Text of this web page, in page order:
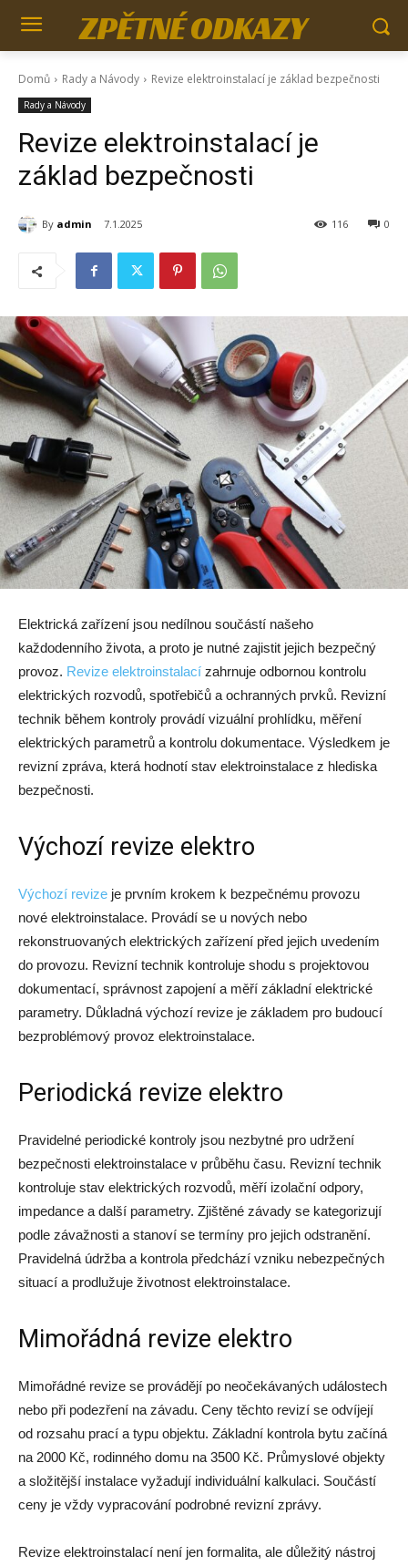
ZPĚTNÉ ODKAZY
Domů Rady a Návody Revize elektroinstalací je základ bezpečnosti
Rady a Návody
Revize elektroinstalací je
základ bezpečnosti
By admin 7.1.2025 0
116
Elektrická zařízení jsou nedílnou součástí našeho
každodenního života, a proto je nutné zajistit jejich bezpečný
provoz. Revize elektroinstalací zahrnuje odbornou kontrolu
elektrických rozvodů, spotřebičů a ochranných prvků. Revizní
technik během kontroly provádí vizuální prohlídku, měření
elektrických parametrů a kontrolu dokumentace. Výsledkem je
revizní zpráva, která hodnotí stav elektroinstalace z hlediska
bezpečnosti.
Výchozí revize elektro
Výchozí revize je prvním krokem k bezpečnému provozu
nové elektroinstalace. Provádí se u nových nebo
rekonstruovaných elektrických zařízení před jejich uvedením
do provozu. Revizní technik kontroluje shodu s projektovou
dokumentací, správnost zapojení a měří základní elektrické
parametry. Důkladná výchozí revize je základem pro budoucí
bezproblémový provoz elektroinstalace.
Periodická revize elektro
Pravidelné periodické kontroly jsou nezbytné pro udržení
bezpečnosti elektroinstalace v průběhu času. Revizní technik
kontroluje stav elektrických rozvodů, měří izolační odpory,
impedance a další parametry. Zjištěné závady se kategorizují
podle závažnosti a stanoví se termíny pro jejich odstranění.
Pravidelná údržba a kontrola předchází vzniku nebezpečných
situací a prodlužuje životnost elektroinstalace.
Mimořádná revize elektro
Mimořádné revize se provádějí po neočekávaných událostech
nebo při podezření na závadu. Ceny těchto revizí se odvíjejí
od rozsahu prací a typu objektu. Základní kontrola bytu začíná
na 2000 Kč, rodinného domu na 3500 Kč. Průmyslové objekty
a složitější instalace vyžadují individuální kalkulaci. Součástí
ceny je vždy vypracování podrobné revizní zprávy.
Revize elektroinstalací není jen formalita, ale důležitý nástroj